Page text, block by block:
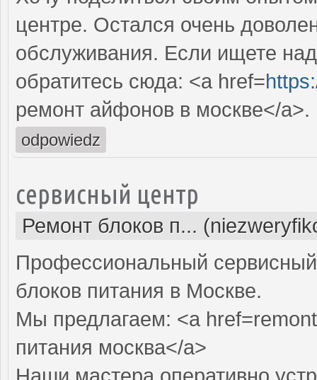
центре. Остался очень
обслуживания. Если ищете
обратитесь сюда: <a href=
ремонт айфонов в москве</a>.
odpowiedz
сервисный центр
Ремонт блоков п...
Профессиональный
блоков питания в Москве.
Мы предлагаем: <a
питания москва</a>
Наши мастера оперативно